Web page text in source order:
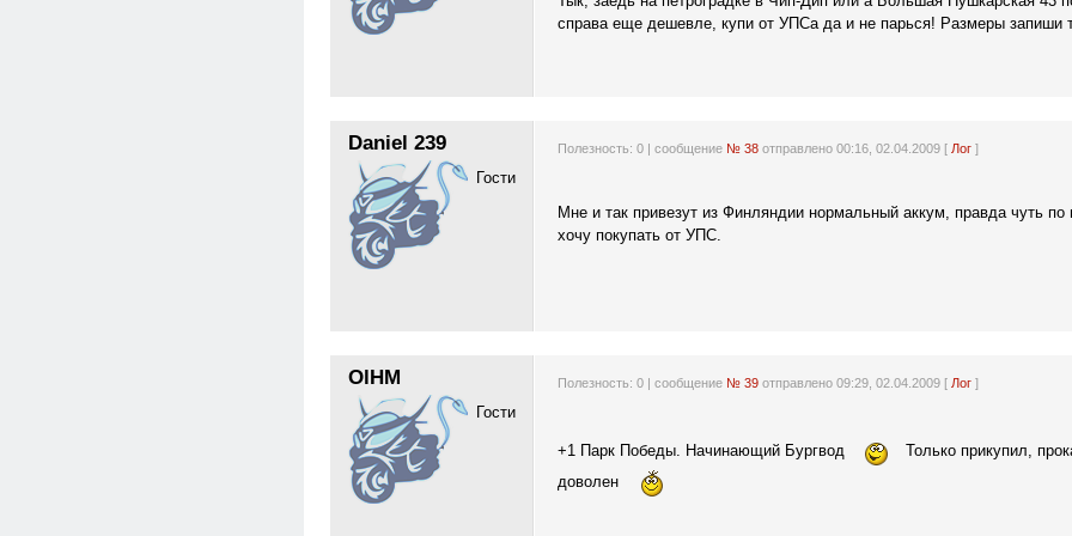
справа еще дешевле, купи от УПСа да и не парься! Размеры запиши
Daniel 239
Гости
Полезность: 0| сообщение № 38отправлено 00:16, 02.04.2009 [ Лог]
Мне и так привезут из Финляндии нормальный аккум, правда чуть по
хочу покупать от УПС.
OlHM
Гости
Полезность: 0| сообщение № 39отправлено 09:29, 02.04.2009 [ Лог]
+1 Парк Победы. Начинающий Бургвод
Только прикупил,
доволен